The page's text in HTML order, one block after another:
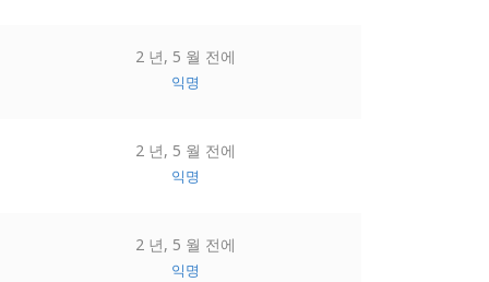
2 년, 5 월 전에
익명
2 년, 5 월 전에
익명
2 년, 5 월 전에
익명